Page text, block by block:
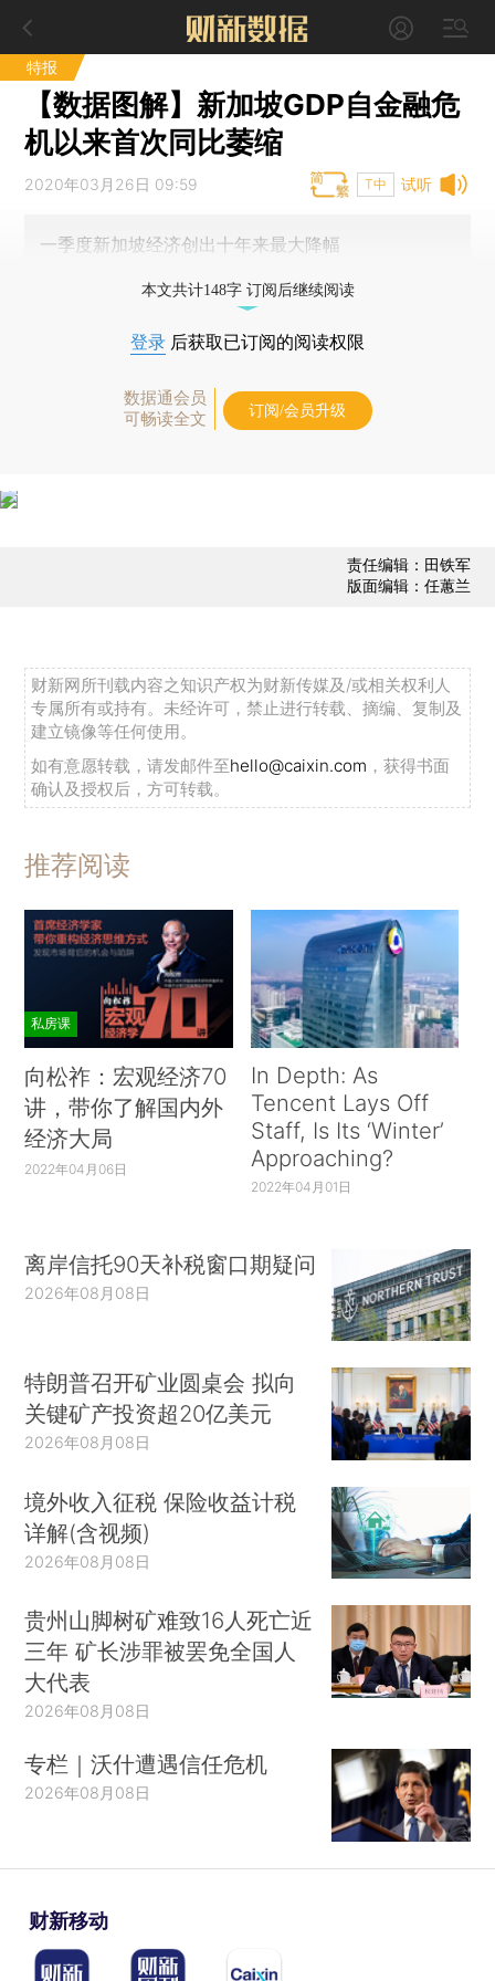
特报
【数据图解】新加坡GDP自金融危
机以来首次同比萎缩
试听
2020年03月26日 09:59 T中
一季度新加坡经济创出十年来最大降幅
本文共计148字 订阅后继续阅读
登录 后获取已订阅的阅读权限
数据通会员
可畅读全文
订阅/会员升级
责任编辑：田铁军
版面编辑：任蕙兰
财新网所刊载内容之知识产权为财新传媒及/或相关权利人
专属所有或持有。未经许可，禁止进行转载、摘编、复制及
建立镜像等任何使用。
如有意愿转载，请发邮件至hello@caixin.com ，获得书面
确认及授权后，方可转载。
推荐阅读
私房课
向松祚：宏观经济70
讲，带你了解国内外
经济大局
2022年04月06日
In Depth: As
Tencent Lays Off
Staff, Is Its ‘Winter’
Approaching?
2022年04月01日
离岸信托90天补税窗口期疑问
2026年08月08日
特朗普召开矿业圆桌会 拟向
关键矿产投资超20亿美元
2026年08月08日
境外收入征税 保险收益计税
详解(含视频)
2026年08月08日
贵州山脚树矿难致16人死亡近
三年 矿长涉罪被罢免全国人
大代表
2026年08月08日
专栏｜沃什遭遇信任危机
2026年08月08日
财新移动